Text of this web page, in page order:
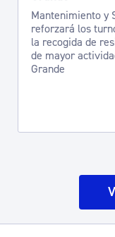
Mantenimiento y
reforzará los
la recogida de
de mayor
Grande